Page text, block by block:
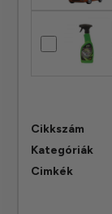
Cikkszám
Kategóriák
Cimkék